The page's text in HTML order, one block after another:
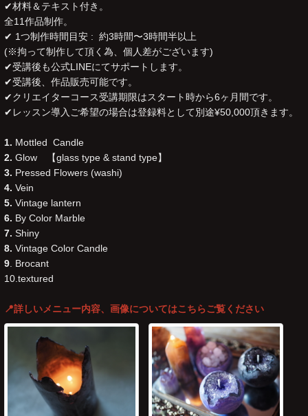
✔︎材料＆テキスト付き。
全11作品制作。
✔︎ 1つ制作時間目安 : 約3時間〜3時間半以上
(※拘って制作して頂く為、個人差がございます)
✔︎受講後も公式LINEにてサポートします。
✔︎受講後、作品販売可能です。
✔︎クリエイターコース受講期限はスタート時から6ヶ月間です。
✔︎レッスン導入ご希望の場合は登録料として別途¥50,000頂きます。
1. Mottled Candle
2. Glow 【glass type & stand type】
3. Pressed Flowers (washi)
4. Vein
5. Vintage lantern
6. By Color Marble
7. Shiny
8. Vintage Color Candle
9 . Brocant
10.textured
📍詳しいメニュー内容、画像についてはこちらご覧ください